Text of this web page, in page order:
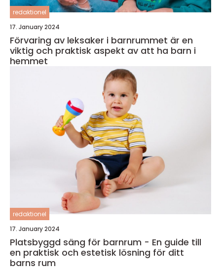
redaktionel
17. January 2024
Förvaring av leksaker i barnrummet är en
viktig och praktisk aspekt av att ha barn i
hemmet
redaktionel
17. January 2024
Platsbyggd säng för barnrum - En guide till
en praktisk och estetisk lösning för ditt
barns rum